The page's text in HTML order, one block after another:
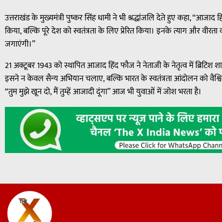
उत्तराखंड के मुख्यमंत्री पुष्कर सिंह धामी ने भी श्रद्धांजलि देते हुए कहा,
किया, बल्कि पूरे देश को स्वतंत्रता के लिए प्रेरित किया। इनके त्याग और
जगाएंगी।”
21 अक्टूबर 1943 को स्थापित आजाद हिंद फौज ने नेताजी के नेतृत्व में ब्रिटिश
इसने न केवल सैन्य अभियान चलाए, बल्कि भारत के स्वतंत्रता आंदोलन को
“तुम मुझे खून दो, मैं तुम्हें आजादी दूंगा” आज भी युवाओं में जोश भरता है।